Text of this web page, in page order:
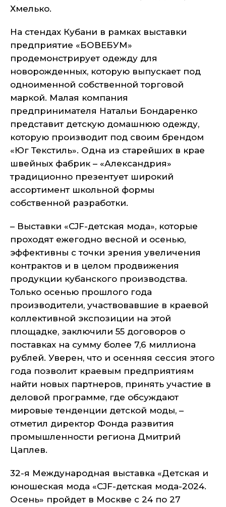
Хмелько.
На стендах Кубани в рамках выставки
предприятие «БОВЕБУМ»
продемонстрирует одежду для
новорожденных, которую выпускает под
одноименной собственной торговой
маркой. Малая компания
предпринимателя Натальи Бондаренко
представит детскую домашнюю одежду,
которую производит под своим брендом
«Юг Текстиль». Одна из старейших в крае
швейных фабрик – «Александрия»
традиционно презентует широкий
ассортимент школьной формы
собственной разработки.
– Выставки «CJF-детская мода», которые
проходят ежегодно весной и осенью,
эффективны с точки зрения увеличения
контрактов и в целом продвижения
продукции кубанского производства.
Только осенью прошлого года
производители, участвовавшие в краевой
коллективной экспозиции на этой
площадке, заключили 55 договоров о
поставках на сумму более 7,6 миллиона
рублей. Уверен, что и осенняя сессия этого
года позволит краевым предприятиям
найти новых партнеров, принять участие в
деловой программе, где обсуждают
мировые тенденции детской моды, –
отметил директор Фонда развития
промышленности региона Дмитрий
Цаплев.
32-я Международная выставка «Детская и
юношеская мода «CJF-детская мода-2024.
Осень» пройдет в Москве с 24 по 27